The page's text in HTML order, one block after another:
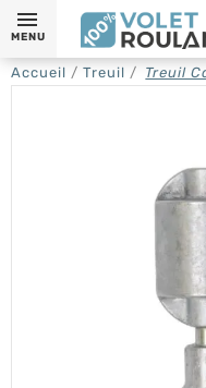
MENU
Accueil Treuil Treuil